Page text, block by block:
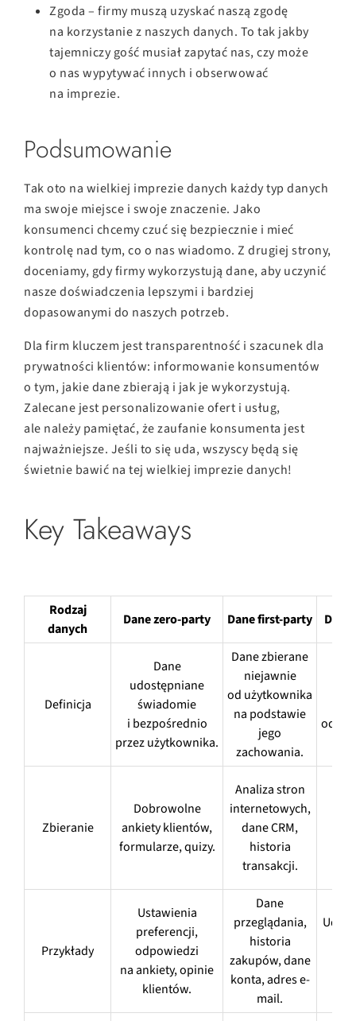
Zgoda – firmy muszą uzyskać naszą zgodę
na korzystanie z naszych danych. To tak jakby
tajemniczy gość musiał zapytać nas, czy może
o nas wypytywać innych i obserwować
na imprezie.
Podsumowanie
Tak oto na wielkiej imprezie danych każdy typ danych
ma swoje miejsce i swoje znaczenie. Jako
konsumenci chcemy czuć się bezpiecznie i mieć
kontrolę nad tym, co o nas wiadomo. Z drugiej strony,
doceniamy, gdy firmy wykorzystują dane, aby uczynić
nasze doświadczenia lepszymi i bardziej
dopasowanymi do naszych potrzeb.
Dla firm kluczem jest transparentność i szacunek dla
prywatności klientów: informowanie konsumentów
o tym, jakie dane zbierają i jak je wykorzystują.
Zalecane jest personalizowanie ofert i usług,
ale należy pamiętać, że zaufanie konsumenta jest
najważniejsze. Jeśli to się uda, wszyscy będą się
świetnie bawić na tej wielkiej imprezie danych!
Key Takeaways
Rodzaj
danych
Dane zero-party Dane first-party
Definicja
Dane
udostępniane
świadomie
i bezpośrednio
przez użytkownika.
Dane zbierane
niejawnie
od użytkownika
na podstawie
jego
zachowania.
od
Zbieranie
Dobrowolne
ankiety klientów,
formularze, quizy.
Analiza stron
internetowych,
dane CRM,
historia
transakcji.
Przykłady
Ustawienia
preferencji,
odpowiedzi
na ankiety, opinie
klientów.
Dane
przeglądania,
historia
zakupów, dane
konta, adres e-
mail.